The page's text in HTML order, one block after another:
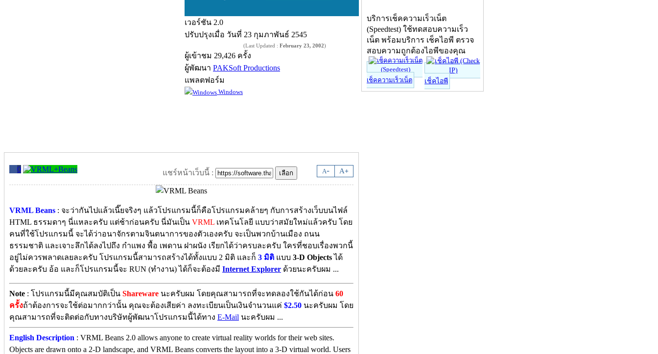
เวอร์ชัน 2.0
ปรับปรุงเมื่อ วันที่ 23 กุมภาพันธ์ 2545
(Last Updated : February 23, 2002)
ผู้เข้าชม 29,426 ครั้ง
ผู้พัฒนา PAKSoft Productions
แพลตฟอร์ม
Windows
0 A- A+
แชร์หน้าเว็บนี้ :
VRML Beans : จะว่ากันไปแล้วเนี๊ยจริงๆ แล้วโปรแกรมนี้ก็คือโปรแกรมคล้ายๆ กับการสร้างเว็บบนไฟล์
HTML ธรรมดาๆ นี่แหละครับ แต่ช้าก่อนครับ นี่มันเป็น VRML เทคโนโลยี แบบว่าสมัยใหม่แล้วครับ โดย
คนที่ใช้โปรแกรมนี้ จะได้ว่าอนาจักรตามจินตนาการของตัวเองครับ จะเป็นพวกบ้านเมือง ถนน
ธรรมชาติ และเจาะลึกได้ลงไปถึง กำแพง พื้อ เพดาน ฝาผนัง เรียกได้ว่าครบละครับ ใครที่ชอบเรื่องพวกนี้
อยู่ไม่ควรพลาดเลยละครับ โปรแกรมนี้สามารถสร้างได้ทั้งแบบ 2 มิติ และก็ 3 มิติ แบบ 3-D Objectsได้
ด้วยละครับ อ้อ และก็โปรแกรมนี้จะ RUN (ทำงาน) ได้ก็จะต้องมี Internet Explorer ด้วยนะครับผม ...
Note : โปรแกรมนี้มีคุณสมบัติเป็น Shareware นะครับผม โดยคุณสามารถที่จะทดลองใช้กันได้ก่อน 60
ครั้งถ้าต้องการจะใช้ต่อมากกว่านั้น คุณจะต้องเสียค่า ลงทะเบียนเป็นเงินจำนวนแค่ $2.50 นะครับผม โดย
คุณสามารถที่จะติดต่อกับทางบริษัทผู้พัฒนาโปรแกรมนี้ได้ทาง E-Mail นะครับผม ...
English Description : VRML Beans 2.0 allows anyone to create virtual reality worlds for their web sites.
Objects are drawn onto a 2-D landscape, and VRML Beans converts the layout into a 3-D virtual world. Users
บริการเช็คความเร็วเน็ต
(Speedtest) ใช้ทดสอบความเร็ว
เน็ต พร้อมบริการ เช็คไอพี ตรวจ
สอบความถูกต้องไอพีของคุณ
เช็คความเร็วเน็ต เช็คไอพี